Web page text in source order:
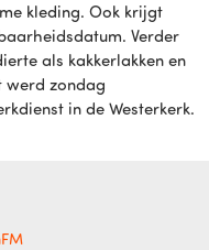
kleding. Ook krijgt
Verder
als kakkerlakken en
werd zondag
in de Westerkerk.